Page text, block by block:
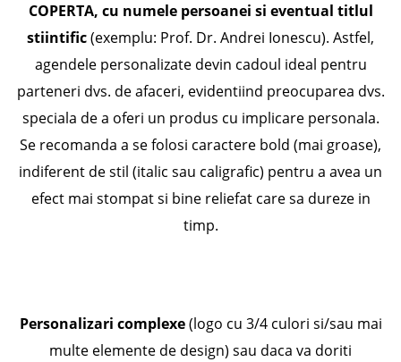
COPERTA, cu numele persoanei si eventual titlul
stiintific(exemplu: Prof. Dr. Andrei Ionescu). Astfel,
agendele personalizate devin cadoul ideal pentru
parteneri dvs. de afaceri, evidentiind preocuparea dvs.
speciala de a oferi un produs cu implicare personala.
Se recomanda a se folosi caractere bold (mai groase),
indiferent de stil (italic sau caligrafic) pentru a avea un
efect mai stompat si bine reliefat care sa dureze in
timp.
Personalizari complexe(logo cu 3/4 culori si/sau mai
multe elemente de design) sau daca va doriti